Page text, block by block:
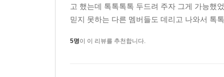
고 했는데 톡톡톡톡 두드려 주자 그게 가능했
믿지 못하는 다른 멤버들도 데리고 나와서 톡
5명이 이 리뷰를 추천합니다.